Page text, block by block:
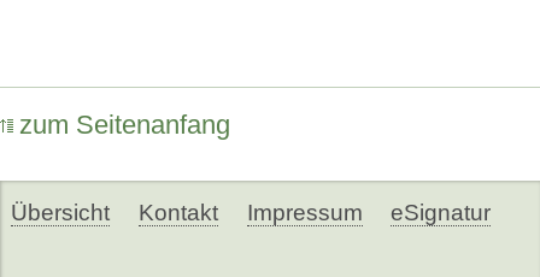
zum Seitenanfang
Übersicht Kontakt Impressum eSignatur